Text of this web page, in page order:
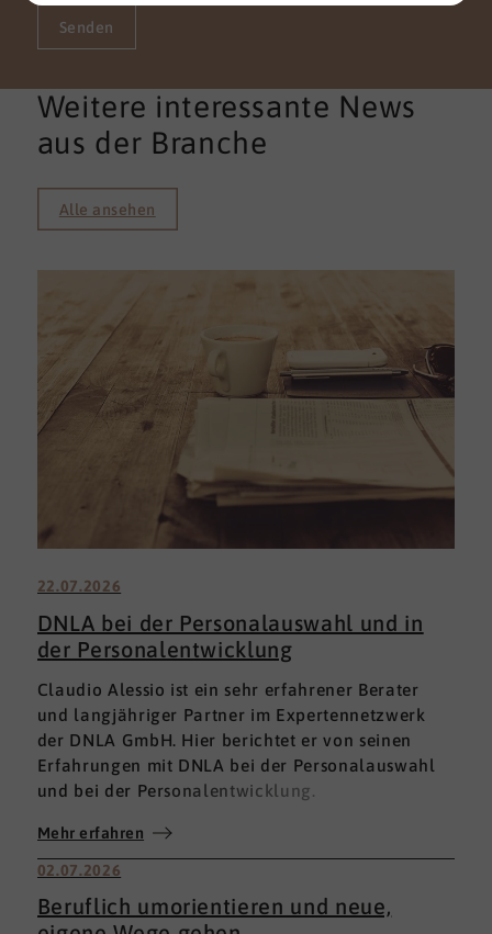
Senden
Weitere interessante News
aus der Branche
Alle ansehen
22.07.2026
DNLA bei der Personalauswahl und in
der Personalentwicklung
Claudio Alessio ist ein sehr erfahrener Berater
und langjähriger Partner im Expertennetzwerk
der DNLA GmbH. Hier berichtet er von seinen
Erfahrungen mit DNLA bei der Personalauswahl
und bei der Personalentwicklung.
Mehr erfahren
02.07.2026
Beruflich umorientieren und neue,